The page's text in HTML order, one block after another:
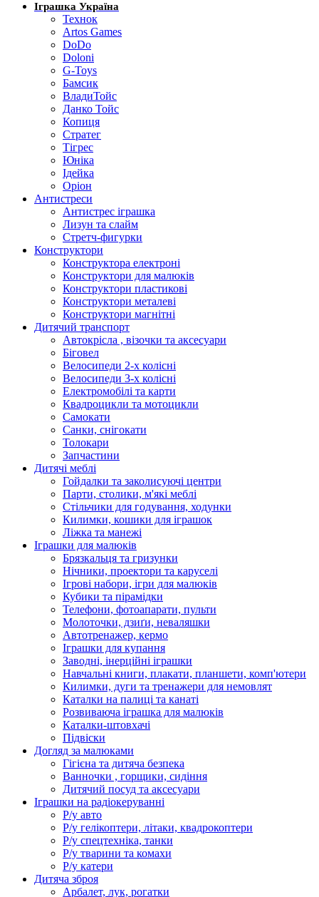
Іграшка Україна
Технок
Artos Games
DoDo
Doloni
G-Toys
Бамсик
ВладиТойс
Данко Тойс
Копиця
Стратег
Тігрес
Юніка
Ідейка
Оріон
Антистреси
Антистрес іграшка
Лизун та слайм
Стретч-фигурки
Конструктори
Конструктора електроні
Конструктори для малюків
Конструктори пластикові
Конструктори металеві
Конструктори магнітні
Дитячий транспорт
Автокрісла , візочки та аксесуари
Біговел
Велосипеди 2-х колісні
Велосипеди 3-х колісні
Електромобілі та карти
Квадроцикли та мотоцикли
Самокати
Санки, снігокати
Толокари
Запчастини
Дитячі меблі
Гойдалки та заколисуючі центри
Парти, столики, м'які меблі
Стільчики для годування, ходунки
Килимки, кошики для іграшок
Ліжка та манежі
Іграшки для малюків
Брязкальця та гризунки
Нічники, проектори та каруселі
Ігрові набори, ігри для малюків
Кубики та пірамідки
Телефони, фотоапарати, пульти
Молоточки, дзиґи, неваляшки
Автотренажер, кермо
Іграшки для купання
Заводні, інерційні іграшки
Навчальні книги, плакати, планшети, комп'ютери
Килимки, дуги та тренажери для немовлят
Каталки на палиці та канаті
Розвиваюча іграшка для малюків
Каталки-штовхачі
Підвіски
Догляд за малюками
Гігієна та дитяча безпека
Ванночки , горщики, сидіння
Дитячий посуд та аксесуари
Іграшки на радіокеруванні
Р/у авто
Р/у гелікоптери, літаки, квадрокоптери
Р/у спецтехніка, танки
Р/у тварини та комахи
Р/у катери
Дитяча зброя
Арбалет, лук, рогатки